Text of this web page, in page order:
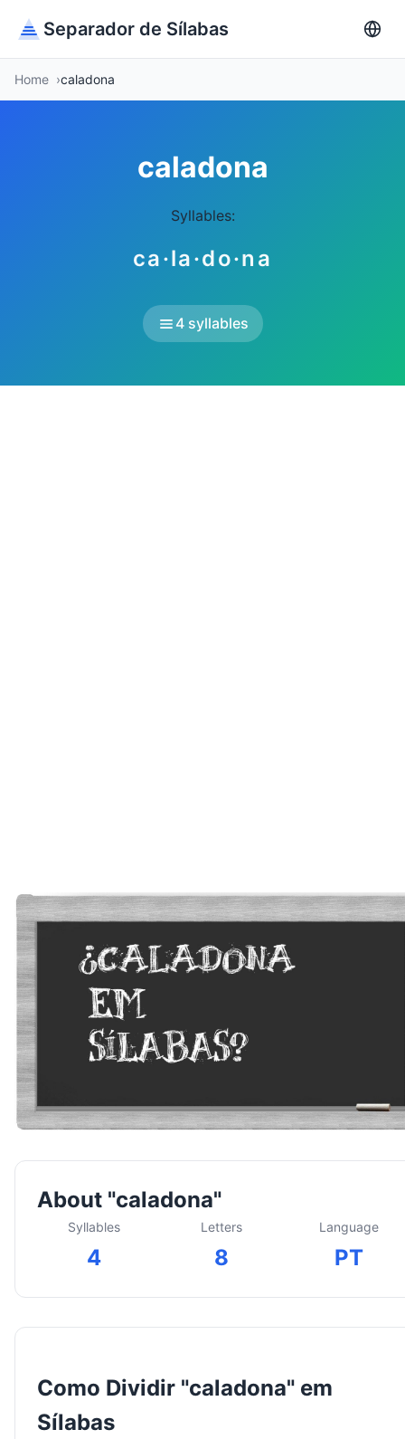
Separador de Sílabas
Home caladona
caladona
Syllables:
ca·la·do·na
4 syllables
About "caladona"
Syllables
4
Letters
8
Language
PT
Como Dividir "caladona" em
Sílabas